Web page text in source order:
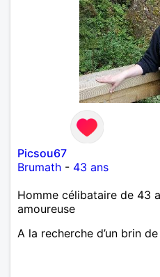
Picsou67
Brumath - 43 ans
Homme célibataire de 43
amoureuse
A la recherche d’un brin